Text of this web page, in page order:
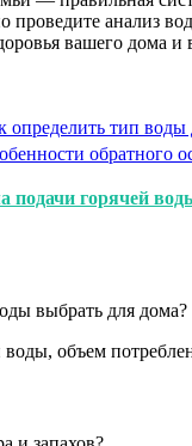
проведите анализ
вашего дома и
определить тип воды
обратного
подачи горячей
выбрать для дома?
объем